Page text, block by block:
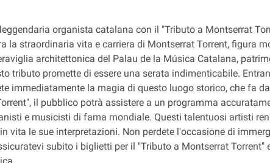
organista catalana con il "Tributo a Montserrat
la straordinaria vita e carriera di Montserrat Torrent, figura
architettonica del Palau de la Música Catalana,
tributo promette di essere una serata indimenticabile.
immediatamente la magia di questo luogo storico, che fa
il pubblico potrà assistere a un programma
e musicisti di fama mondiale. Questi talentuosi artisti
vita le sue interpretazioni. Non perdete l'occasione di
subito i biglietti per il "Tributo a Montserrat